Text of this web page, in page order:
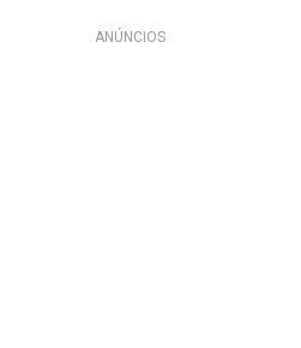
ANÚNCIOS